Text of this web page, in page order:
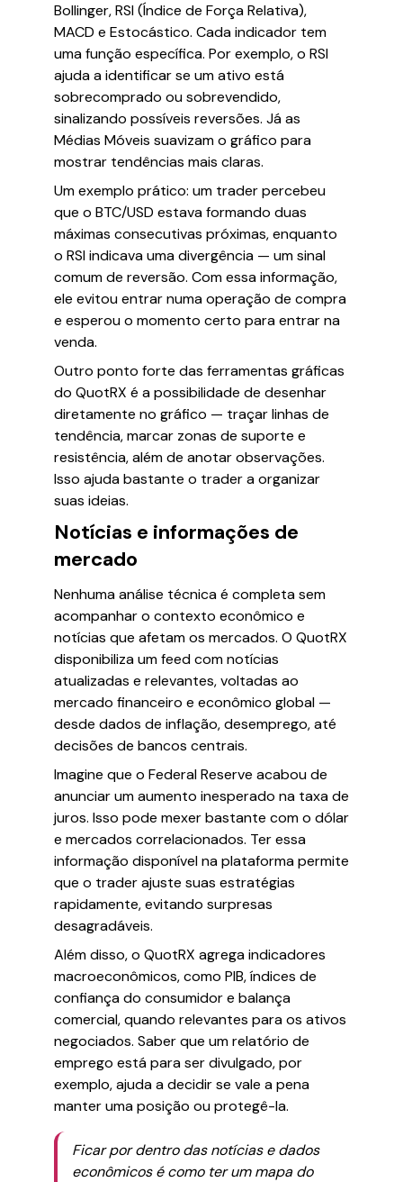
Bollinger, RSI (Índice de Força Relativa),
MACD e Estocástico. Cada indicador tem
uma função específica. Por exemplo, o RSI
ajuda a identificar se um ativo está
sobrecomprado ou sobrevendido,
sinalizando possíveis reversões. Já as
Médias Móveis suavizam o gráfico para
mostrar tendências mais claras.
Um exemplo prático: um trader percebeu
que o BTC/USD estava formando duas
máximas consecutivas próximas, enquanto
o RSI indicava uma divergência — um sinal
comum de reversão. Com essa informação,
ele evitou entrar numa operação de compra
e esperou o momento certo para entrar na
venda.
Outro ponto forte das ferramentas gráficas
do QuotRX é a possibilidade de desenhar
diretamente no gráfico — traçar linhas de
tendência, marcar zonas de suporte e
resistência, além de anotar observações.
Isso ajuda bastante o trader a organizar
suas ideias.
Notícias e informações de
mercado
Nenhuma análise técnica é completa sem
acompanhar o contexto econômico e
notícias que afetam os mercados. O QuotRX
disponibiliza um feed com notícias
atualizadas e relevantes, voltadas ao
mercado financeiro e econômico global —
desde dados de inflação, desemprego, até
decisões de bancos centrais.
Imagine que o Federal Reserve acabou de
anunciar um aumento inesperado na taxa de
juros. Isso pode mexer bastante com o dólar
e mercados correlacionados. Ter essa
informação disponível na plataforma permite
que o trader ajuste suas estratégias
rapidamente, evitando surpresas
desagradáveis.
Além disso, o QuotRX agrega indicadores
macroeconômicos, como PIB, índices de
confiança do consumidor e balança
comercial, quando relevantes para os ativos
negociados. Saber que um relatório de
emprego está para ser divulgado, por
exemplo, ajuda a decidir se vale a pena
manter uma posição ou protegê-la.
Ficar por dentro das notícias e dados
econômicos é como ter um mapa do